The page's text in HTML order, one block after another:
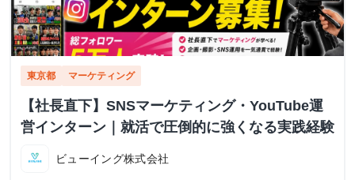
東京都 マーケティング
【社長直下】SNSマーケティング・YouTube運
営インターン｜就活で圧倒的に強くなる実践経験
ビューイング株式会社